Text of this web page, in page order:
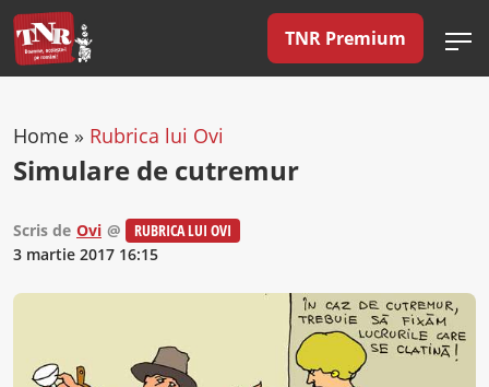
TNR Premium
Home » Rubrica lui Ovi
Simulare de cutremur
Scris de Ovi @
RUBRICA LUI OVI
3 martie 2017 16:15